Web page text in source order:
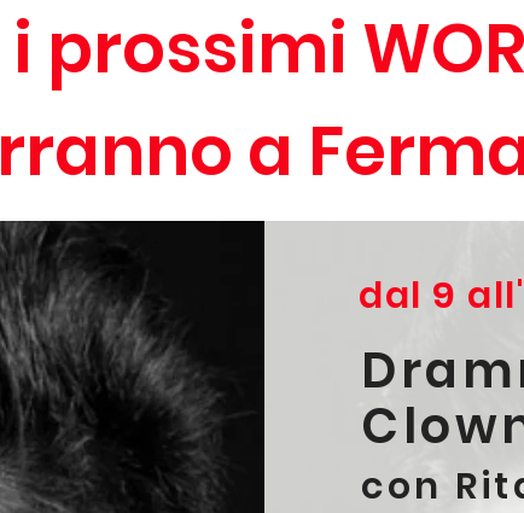
prossimi
a
dal 9
con